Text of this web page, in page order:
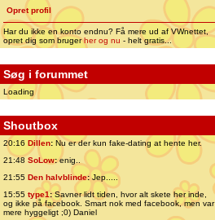
Opret profil
Har du ikke en konto endnu? Få mere ud af VWnettet,
opret dig som brugerher og nu - helt gratis...
Søg i forummet
Loading
Shoutbox
20:16 Dillen: Nu er der kun fake-dating at hente her.
21:48 SoLow:enig..
21:55 Den halvblinde:Jep.....
15:55 type1:Savner lidt tiden, hvor alt skete her inde,
og ikke på facebook. Smart nok med facebook, men var
mere hyggeligt ;0) Daniel